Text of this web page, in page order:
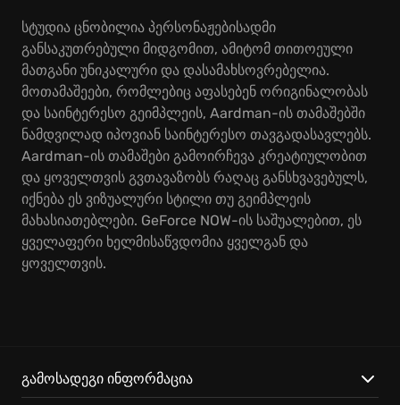
სტუდია ცნობილია პერსონაჟებისადმი
განსაკუთრებული მიდგომით, ამიტომ თითოეული
მათგანი უნიკალური და დასამახსოვრებელია.
მოთამაშეები, რომლებიც აფასებენ ორიგინალობას
და საინტერესო გეიმპლეის, Aardman-ის თამაშებში
ნამდვილად იპოვიან საინტერესო თავგადასავლებს.
Aardman-ის თამაშები გამოირჩევა კრეატიულობით
და ყოველთვის გვთავაზობს რაღაც განსხვავებულს,
იქნება ეს ვიზუალური სტილი თუ გეიმპლეის
მახასიათებლები. GeForce NOW-ის საშუალებით, ეს
ყველაფერი ხელმისაწვდომია ყველგან და
ყოველთვის.
გამოსადეგი ინფორმაცია